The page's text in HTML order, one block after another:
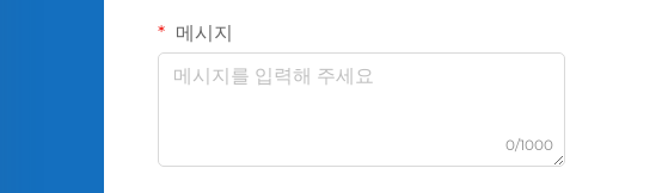
메시지
0/1000